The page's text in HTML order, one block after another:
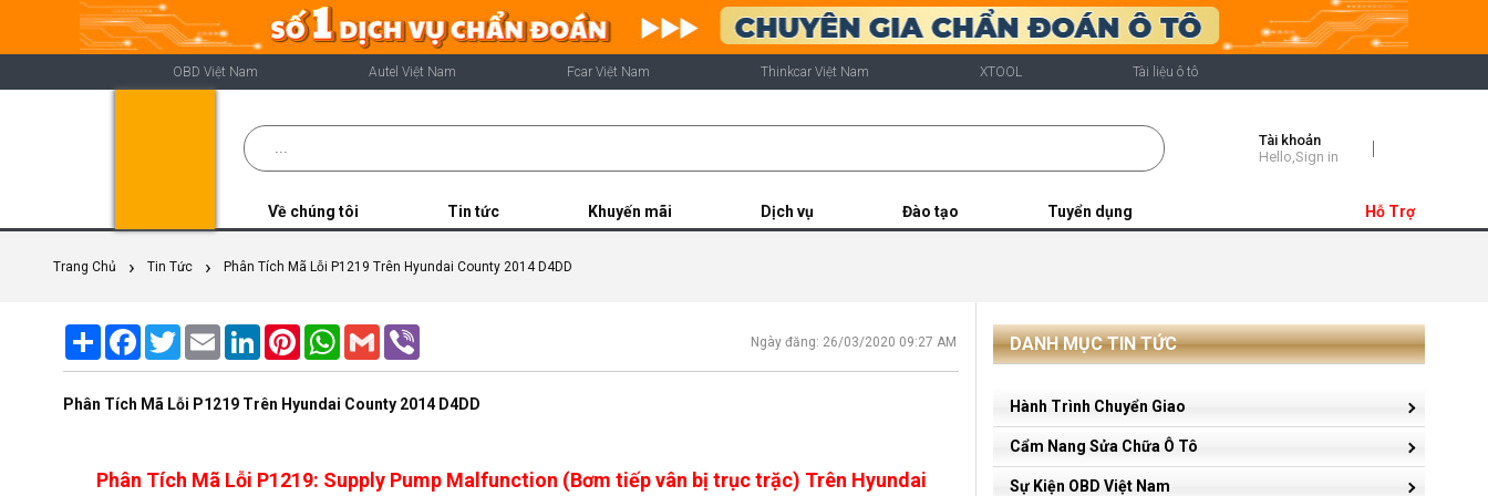
OBD Việt Nam Autel Việt Nam Fcar Việt Nam Thinkcar Việt Nam XTOOL Tài liệu ô tô
Tài khoản
Hello,Sign in
Hỗ Trợ
Về chúng tôi Tin tức Khuyến mãi Dịch vụ Đào tạo Tuyển dụng
Trang Chủ Tin Tức Phân Tích Mã Lỗi P1219 Trên Hyundai County 2014 D4DD
Share Facebook
TwitterEmail LinkedInPinterestWhatsApp
Gmail Ngày đăng: 26/03/2020 09:27 AM
Phân Tích Mã Lỗi P1219 Trên Hyundai County 2014 D4DD
Phân Tích Mã Lỗi P1219: Supply Pump Malfunction (Bơm tiếp vân bị trục trặc) Trên Hyundai
DANH MỤC TIN TỨC
Hành Trình Chuyển Giao
Cẩm Nang Sửa Chữa Ô Tô
Sự Kiện OBD Việt Nam